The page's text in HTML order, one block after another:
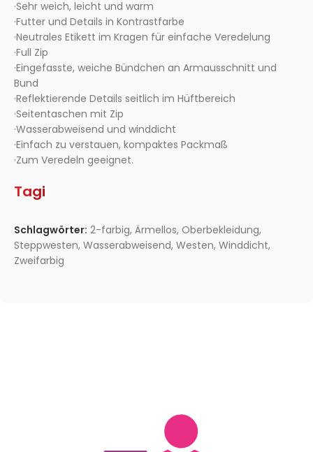
·Sehr weich, leicht und warm
·Futter und Details in Kontrastfarbe
·Neutrales Etikett im Kragen für einfache Veredelung
·Full Zip
·Eingefasste, weiche Bündchen an Armausschnitt und
Bund
·Reflektierende Details seitlich im Hüftbereich
·Seitentaschen mit Zip
·Wasserabweisend und winddicht
·Einfach zu verstauen, kompaktes Packmaß
·Zum Veredeln geeignet.
Tagi
Schlagwörter: 2-farbig, Ärmellos, Oberbekleidung,
Steppwesten, Wasserabweisend, Westen, Winddicht,
Zweifarbig